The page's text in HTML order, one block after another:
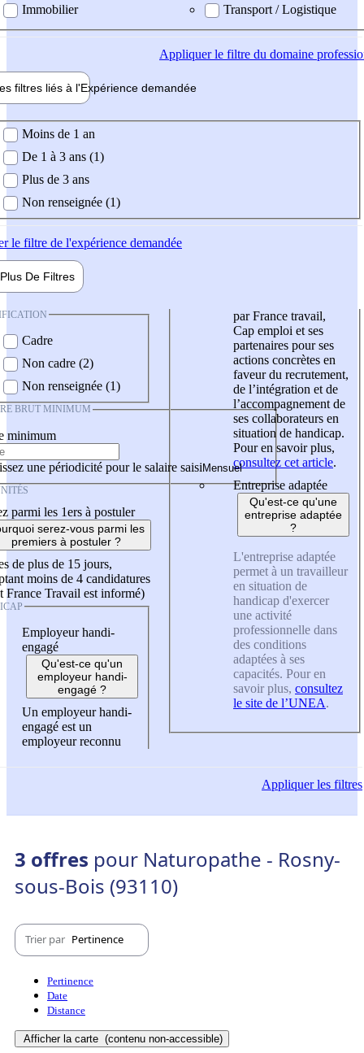
Immobilier
Transport / Logistique
Appliquerle filtre du domaine
filtres liés à l'Expérience demandée
demandée
Moins de 1 an
De 1 à 3 ans (1)
Plus de 3 ans
Non renseignée (1)
le filtre de l'expérience demandée
Plus De Filtres
Cadre
Non cadre (2)
Non renseignée (1)
BRUT MINIMUM
minimum
une périodicité pour le salaire saisi
parmi les 1ers à postuler
serez-vous parmi les
premiers à postuler ?
de plus de 15 jours,
moins de 4 candidatures
France Travail est informé)
Employeur handi-
engagé
Qu'est-ce qu'un
employeur handi-
engagé ?
Un employeur handi-
engagé est un
employeur reconnu
par France travail,
Cap emploi et ses
partenaires pour ses
actions concrètes en
faveur du recrutement,
de l’intégration et de
l’accompagnement de
ses collaborateurs en
situation de handicap.
Pour en savoir plus,
consultez cet article.
Entreprise adaptée
Qu'est-ce qu'une
entreprise adaptée
?
L'entreprise adaptée
permet à un travailleur
en situation de
handicap d'exercer
une activité
professionnelle dans
des conditions
adaptées à ses
capacités. Pour en
savoir plus, consultez
le site de l’UNEA.
Appliquerles filtres
3 offres pour Naturopathe - Rosny-
sous-Bois (93110)
Trier par Pertinence
Pertinence
Date
Distance
Afficher la carte (contenu non-accessible)